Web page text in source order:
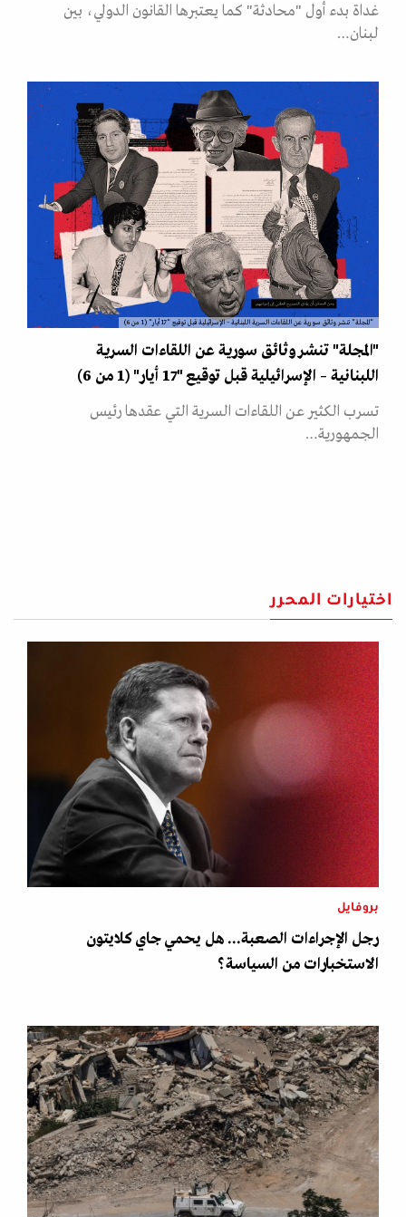
غداة بدء أول "محادثة" كما يعتبرها القانون الدولي، بين
لبنان…
"المجلة" تنشر وثائق سورية عن اللقاءات السرية اللبنانية – الإسرائيلية قبل توقيع "17 أيار" (1 من 6)
"المجلة" تنشر وثائق سورية عن اللقاءات السرية
اللبنانية – الإسرائيلية قبل توقيع "17 أيار" (1 من 6)
تسرب الكثير عن اللقاءات السرية التي عقدها رئيس
الجمهورية…
اختيارات المحرر
بروفايل
رجل الإجراءات الصعبة... هل يحمي جاي كلايتون
الاستخبارات من السياسة؟